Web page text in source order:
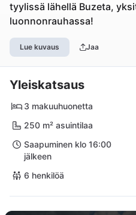
tyylissä lähellä Buzeta,
luonnonrauhassa!
Lue kuvaus Jaa
Yleiskatsaus
3 makuuhuonetta
250 m² asuintilaa
Saapuminen klo 16:00
jälkeen
6 henkilöä